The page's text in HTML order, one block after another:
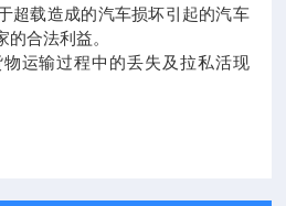
超载造成的汽车损坏引起的汽车
合法利益。
运输过程中的丢失及拉私活现